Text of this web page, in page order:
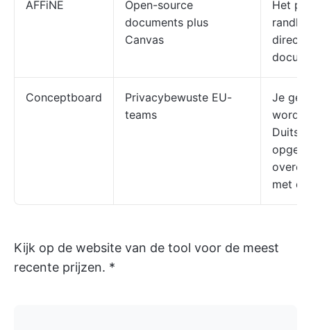
AFFiNE
Open-source
documents plus
Canvas
Het
direct
Conceptboard
Privacybewuste EU-
teams
Je
met de
Kijk op de website van de tool voor de meest
recente prijzen. *